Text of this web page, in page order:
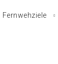
Fernwehziele